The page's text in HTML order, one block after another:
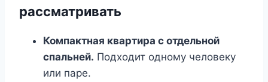
рассматривать
Компактная квартира с отдельной
спальней. Подходит одному человеку
или паре.